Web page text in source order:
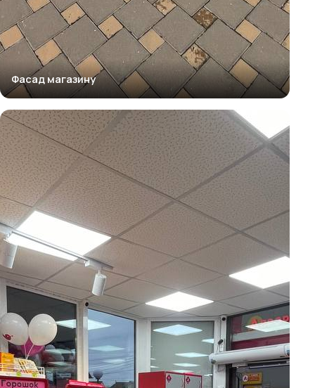
Фасад магазину